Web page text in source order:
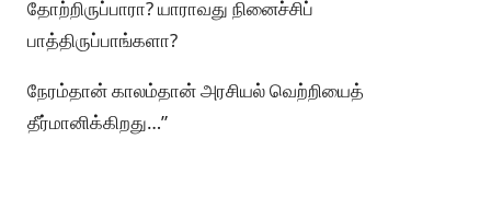
தோற்றிருப்பாரா? யாராவது நினைச்சிப்
பாத்திருப்பாங்களா?
நேரம்தான் காலம்தான் அரசியல் வெற்றியைத்
தீர்மானிக்கிறது…”